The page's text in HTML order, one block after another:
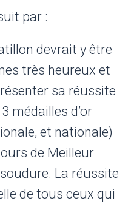
par :
devrait y être
très heureux et
sa réussite
médailles d’or
et nationale)
de Meilleur
La réussite
de tous ceux qui